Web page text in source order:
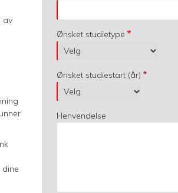
av
Ønsket studietype
Ønsket studiestart (år)
Henvendelse